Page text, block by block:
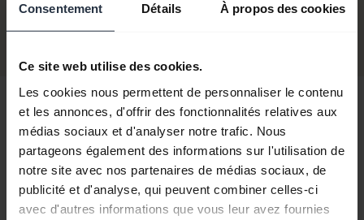
Consentement Détails À propos des cookies
Ce site web utilise des cookies.
Les cookies nous permettent de personnaliser le contenu
et les annonces, d'offrir des fonctionnalités relatives aux
médias sociaux et d'analyser notre trafic. Nous
partageons également des informations sur l'utilisation de
notre site avec nos partenaires de médias sociaux, de
publicité et d'analyse, qui peuvent combiner celles-ci
avec d'autres informations que vous leur avez fournies
Bonjour,
Comment puis-je vous aider ?
Démarrage chevron_right